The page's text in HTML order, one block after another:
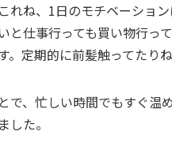
れね、1日のモチベーショ
と仕事行っても買い物行っ
。定期的に前髪触ってたり
で、忙しい時間でもすぐ温
した。